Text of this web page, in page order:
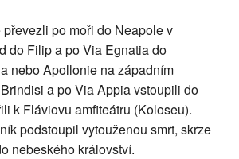
po moři do Neapole v
do Filip a po Via Egnatia do
nebo Apollonie na západním
a po Via Appia vstoupili do
k Fláviovu amfiteátru (Koloseu).
podstoupil vytouženou smrt, skrze
nebeského království.